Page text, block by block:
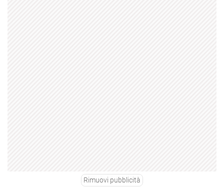
Rimuovi pubblicità